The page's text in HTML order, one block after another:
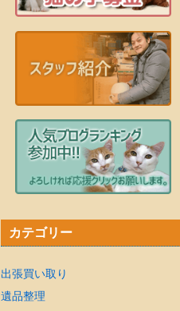
カテゴリー
出張買い取り
遺品整理